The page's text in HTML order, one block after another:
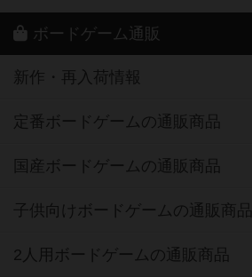
ボードゲーム通販
新作・再入荷情報
定番ボードゲームの通販商品
国産ボードゲームの通販商品
子供向けボードゲームの通販商品
2人用ボードゲームの通販商品